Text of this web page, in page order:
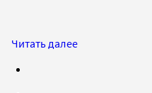
Читать далее